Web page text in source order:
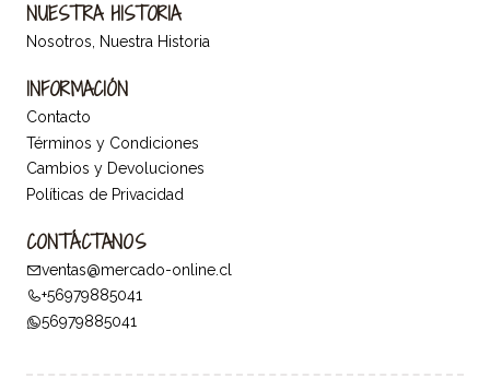
NUESTRA HISTORIA
Nosotros, Nuestra Historia
INFORMACIÓN
Contacto
Términos y Condiciones
Cambios y Devoluciones
Políticas de Privacidad
CONTÁCTANOS
ventas@mercado-online.cl
+56979885041
56979885041